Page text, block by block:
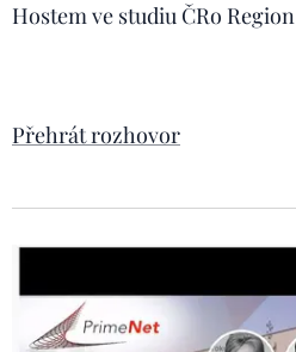
Hostem ve studiu ČRo Region
Přehrát rozhovor